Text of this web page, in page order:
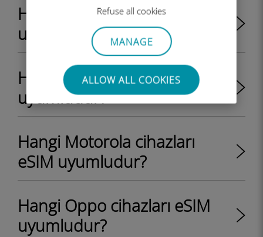
Refuse all cookies
MANAGE
ALLOW ALL COOKIES
Hangi Huawei cihazları eSIM
uyumludur?
Hangi Sony cihazları eSIM
uyumludur?
Hangi Motorola cihazları
eSIM uyumludur?
Hangi Oppo cihazları eSIM
uyumludur?